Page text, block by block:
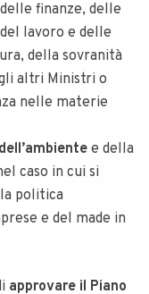
finanze, delle
lavoro e delle
della sovranità
altri Ministri o
nelle materie
e della
caso in cui si
politica
e del made in
approvare il Piano